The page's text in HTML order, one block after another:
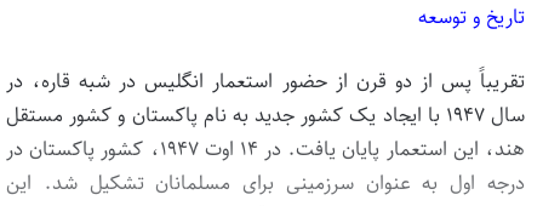
تاریخ و توسعه
تقریباً پس از دو قرن از حضور استعمار انگلیس در شبه قاره، در
سال ۱۹۴۷ با ایجاد یک کشور جدید به نام پاکستان و کشور مستقل
هند، این استعمار پایان یافت. در ۱۴ اوت ۱۹۴۷، کشور پاکستان در
درجه اول به عنوان سرزمینی برای مسلمانان تشکیل شد. این